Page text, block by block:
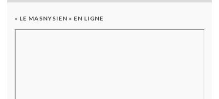
« LE MASNYSIEN » EN LIGNE